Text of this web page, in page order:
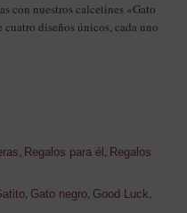
con nuestros calcetines «Gato
diseños únicos, cada uno
, Regalos para él , Regalos
, Gato negro, Good Luck,